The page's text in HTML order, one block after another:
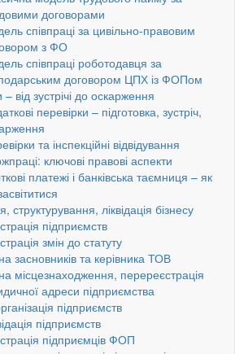
договорами
співпраці за цивільно-правовим
з ФО
співпраці роботодавця за
договором ЦПХ із ФОПом
– від зустрічі до оскарження
перевірки – підготовка, зустріч,
та інспекційні відвідування
ключові правові аспекти
платежі і банківська таємниця – як
структурування, ліквідація бізнесу
підприємств
змін до статуту
засновників та керівника ТОВ
місцезнаходження, перереєстрація
адреси підприємства
підприємств
підприємств
підприємців ФОП